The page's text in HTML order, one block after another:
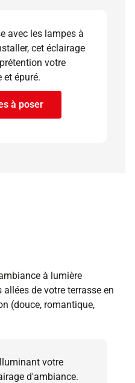
avec les lampes à
cet éclairage
votre
et épuré.
à poser
à lumière
de votre terrasse en
(douce, romantique,
votre
d'ambiance.